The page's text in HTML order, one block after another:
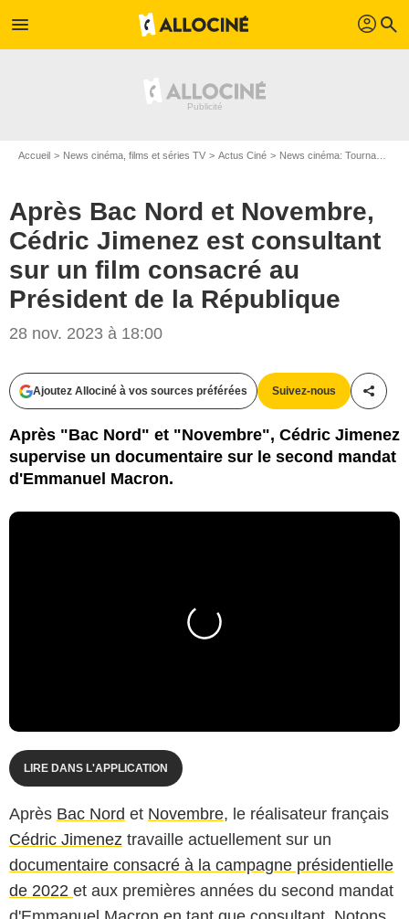
menu profil search
Accueil News cinéma, films et séries TV Actus Ciné News cinéma: Tournages
Après Bac Nord et Novembre,
Cédric Jimenez est consultant
sur un film consacré au
Président de la République
28 nov. 2023 à 18:00
Ajoutez Allociné à vos sources préférées Suivez-nous
Après "Bac Nord" et "Novembre", Cédric Jimenez
supervise un documentaire sur le second mandat
d'Emmanuel Macron.
LIRE DANS L'APPLICATION
Après Bac Nord et Novembre, le réalisateur français
Cédric Jimenez travaille actuellement sur un
documentaire consacré à la campagne présidentielle
de 2022 et aux premières années du second mandat